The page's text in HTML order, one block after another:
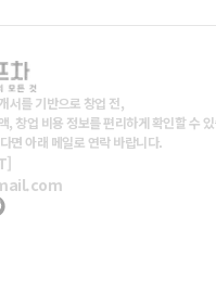
서를 기반으로 창업 전,
창업 비용 정보를 편리하게 확인할 수
면 아래 메일로 연락 바랍니다.